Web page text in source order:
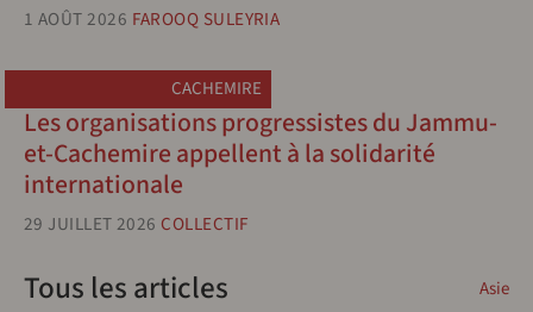
1 AOÛT 2026 FAROOQ SULEYRIA
CACHEMIRE
Les organisations progressistes du Jammu-
et-Cachemire appellent à la solidarité
internationale
29 JUILLET 2026 COLLECTIF
Asie
Tous les articles